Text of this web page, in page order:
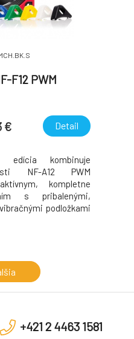
F12 PWM
€ Detail
edícia kombinuje
NF-A12 PWM
kompletne
s pribalenými,
podložkami
+421 2 4463 1581